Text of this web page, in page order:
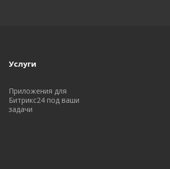
Услуги
Приложения для
Битрикс24 под ваши
задачи